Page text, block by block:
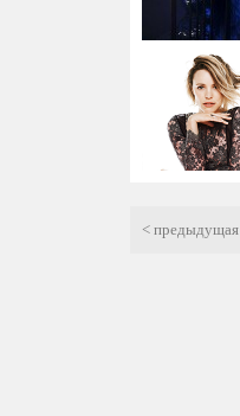
< предыдущая